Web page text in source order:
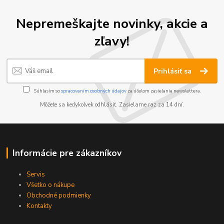
Nepremeškajte novinky, akcie a
zľavy!
Prihlásiť sa
Súhlasím sospracovaním osobných údajov za účelom zasielania newslettera.
Môžete sa kedykoľvek odhlásiť. Zasielame raz za 14 dní.
Informácie pre zákazníkov
Servis
Všetko o nákupe
Obchodné podmienky
Kontakty